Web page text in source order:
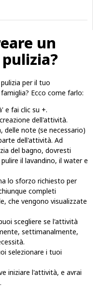
un
per il tuo
Ecco come farlo:
e fai clic su +.
dell'attività.
note (se necessario)
dell'attività. Ad
del bagno, dovresti
il lavandino, il water e
lo sforzo richiesto per
completi
che vengono visualizzate
scegliere se l'attività
settimanalmente,
selezionare i tuoi
iniziare l'attività, e avrai